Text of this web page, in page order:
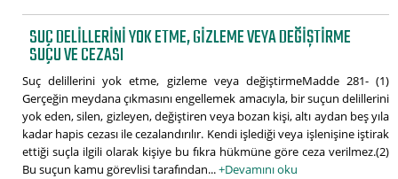
SUÇ DELILLERINI YOK ETME, GIZLEME VEYA DEĞIŞTIRME
SUÇU VE CEZASI
Suç delillerini yok etme, gizleme veya değiştirmeMadde 281- (1)
Gerçeğin meydana çıkmasını engellemek amacıyla, bir suçun delillerini
yok eden, silen, gizleyen, değiştiren veya bozan kişi, altı aydan beş yıla
kadar hapis cezası ile cezalandırılır. Kendi işlediği veya işlenişine iştirak
ettiği suçla ilgili olarak kişiye bu fıkra hükmüne göre ceza verilmez.(2)
Bu suçun kamu görevlisi tarafından...+Devamını oku